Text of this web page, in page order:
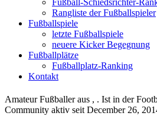
Fußball-Schiedsrichter-
Rangliste der Fußballspieler
Fußballspiele
letzte Fußballspiele
neuere Kicker Begegnung
Fußballplätze
Fußballplatz-Ranking
Kontakt
Amateur Fußballer aus , . Ist in der
Community aktiv seit December 26,